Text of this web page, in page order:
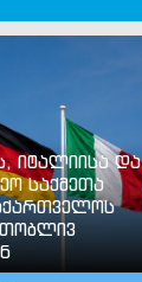
იტალიისა და
საქმეთა